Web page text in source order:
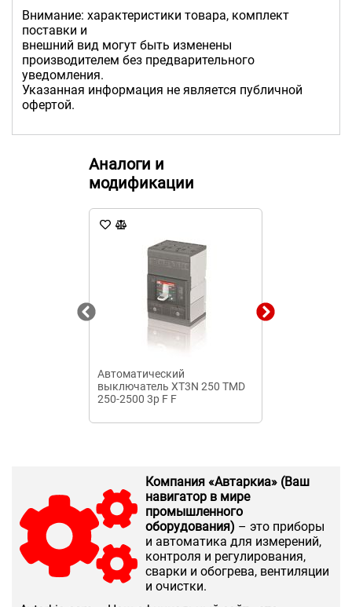
Внимание: характеристики товара, комплект
поставки и
внешний вид могут быть изменены
производителем без предварительного
уведомления.
Указанная информация не является публичной
офертой.
Аналоги и
модификации
Автоматический
выключатель XT3N 250 TMD
250-2500 3p F F
Компания «Автаркиа» (Ваш
навигатор в мире
промышленного
оборудования) – это приборы
и автоматика для измерений,
контроля и регулирования,
сварки и обогрева, вентиляции
и очистки.